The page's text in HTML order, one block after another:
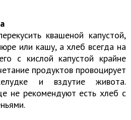
квашеной капустой,
или кашу, а хлеб всегда на
с кислой капустой крайне
продуктов провоцирует
и вздутие живота.
не рекомендуют есть хлеб с